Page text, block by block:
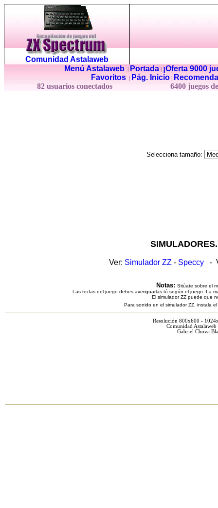
Comunidad Astalaweb
Menú Astalaweb| Portada|
¡Oferta 9000
Favoritos
Pág. Inicio
82 usuarios conectados
6400 juegos
Selecciona tamaño:
Ver: Simulador ZZ - Speccy -
Notas: Sitúate sobre el
Las teclas del juego debes averiguarlas tú según el juego. La
El simulador ZZ puede que
Para sonido en el simulador ZZ, instala
Resolución 800x600 -
Comunidad
Gabriel Chova